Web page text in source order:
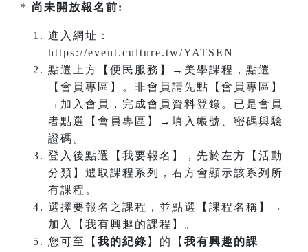
* 尚未開放報名前:
進入網址：
https://event.culture.tw/YATSEN
點選上方【便民服務】→美學課程，點選
【會員專區】。非會員請先點【會員專區】
→加入會員，完成會員資料登錄。已是會員
者點選【會員專區】→填入帳號、密碼與驗
證碼。
登入後點選【我要報名】，先於左方【活動
分類】選取課程系列，右方會顯示該系列所
有課程。
選擇要報名之課程，並點選【課程名稱】→
加入【我有興趣的課程】。
您可至【 我的紀錄 】的【 我有興趣的課